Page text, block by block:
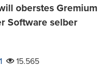
oberstes Gremium
Software selber
15.565